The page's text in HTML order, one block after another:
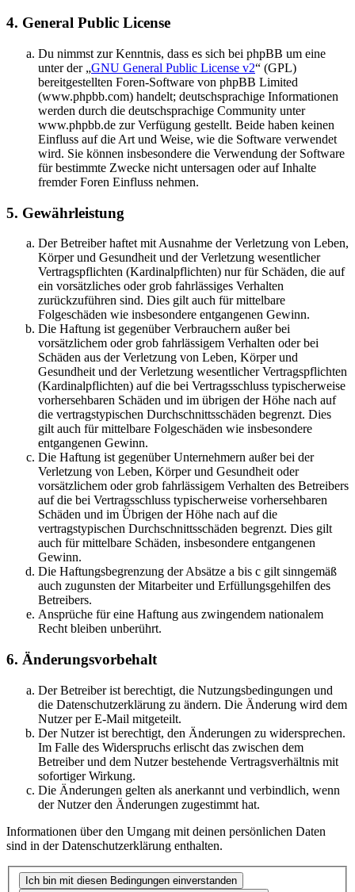
4. General Public License
Du nimmst zur Kenntnis, dass es sich bei phpBB um eine
unter der „GNU General Public License v2“ (GPL)
bereitgestellten Foren-Software von phpBB Limited
(www.phpbb.com) handelt; deutschsprachige Informationen
werden durch die deutschsprachige Community unter
www.phpbb.de zur Verfügung gestellt. Beide haben keinen
Einfluss auf die Art und Weise, wie die Software verwendet
wird. Sie können insbesondere die Verwendung der Software
für bestimmte Zwecke nicht untersagen oder auf Inhalte
fremder Foren Einfluss nehmen.
5. Gewährleistung
Der Betreiber haftet mit Ausnahme der Verletzung von Leben,
Körper und Gesundheit und der Verletzung wesentlicher
Vertragspflichten (Kardinalpflichten) nur für Schäden, die auf
ein vorsätzliches oder grob fahrlässiges Verhalten
zurückzuführen sind. Dies gilt auch für mittelbare
Folgeschäden wie insbesondere entgangenen Gewinn.
Die Haftung ist gegenüber Verbrauchern außer bei
vorsätzlichem oder grob fahrlässigem Verhalten oder bei
Schäden aus der Verletzung von Leben, Körper und
Gesundheit und der Verletzung wesentlicher Vertragspflichten
(Kardinalpflichten) auf die bei Vertragsschluss typischerweise
vorhersehbaren Schäden und im übrigen der Höhe nach auf
die vertragstypischen Durchschnittsschäden begrenzt. Dies
gilt auch für mittelbare Folgeschäden wie insbesondere
entgangenen Gewinn.
Die Haftung ist gegenüber Unternehmern außer bei der
Verletzung von Leben, Körper und Gesundheit oder
vorsätzlichem oder grob fahrlässigem Verhalten des Betreibers
auf die bei Vertragsschluss typischerweise vorhersehbaren
Schäden und im Übrigen der Höhe nach auf die
vertragstypischen Durchschnittsschäden begrenzt. Dies gilt
auch für mittelbare Schäden, insbesondere entgangenen
Gewinn.
Die Haftungsbegrenzung der Absätze a bis c gilt sinngemäß
auch zugunsten der Mitarbeiter und Erfüllungsgehilfen des
Betreibers.
Ansprüche für eine Haftung aus zwingendem nationalem
Recht bleiben unberührt.
6. Änderungsvorbehalt
Der Betreiber ist berechtigt, die Nutzungsbedingungen und
die Datenschutzerklärung zu ändern. Die Änderung wird dem
Nutzer per E-Mail mitgeteilt.
Der Nutzer ist berechtigt, den Änderungen zu widersprechen.
Im Falle des Widerspruchs erlischt das zwischen dem
Betreiber und dem Nutzer bestehende Vertragsverhältnis mit
sofortiger Wirkung.
Die Änderungen gelten als anerkannt und verbindlich, wenn
der Nutzer den Änderungen zugestimmt hat.
Informationen über den Umgang mit deinen persönlichen Daten
sind in der Datenschutzerklärung enthalten.